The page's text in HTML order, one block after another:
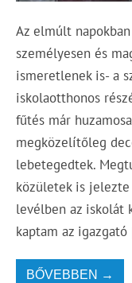
Az elmúlt
személyesen és
ismeretlenek is- a
iskolaotthonos
fűtés már
megközelítőleg
lebetegedtek.
közületek is
levélben az iskolát
kaptam az
BŐVEBBEN →